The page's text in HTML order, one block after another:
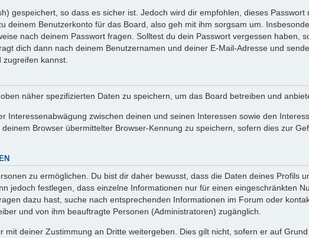
gespeichert, so dass es sicher ist. Jedoch wird dir empfohlen, dieses Passwort
deinem Benutzerkonto für das Board, also geh mit ihm sorgsam um.
nach deinem Passwort fragen. Solltest du dein Passwort vergessen haben,
dich dann nach deinem Benutzernamen und deiner E-Mail-Adresse und
kannst.
näher spezifizierten Daten zu speichern, um das Board betreiben und
Interessenabwägung zwischen deinen und seinen Interessen sowie den
Browser übermittelter Browser-Kennung zu speichern, sofern dies zur
zu ermöglichen. Du bist dir daher bewusst, dass die Daten deines Profils
jedoch festlegen, dass einzelne Informationen nur für einen eingeschränkten
dazu hast, suche nach entsprechenden Informationen im Forum oder
und von ihm beauftragte Personen (Administratoren) zugänglich.
deiner Zustimmung an Dritte weitergeben. Dies gilt nicht, sofern er auf